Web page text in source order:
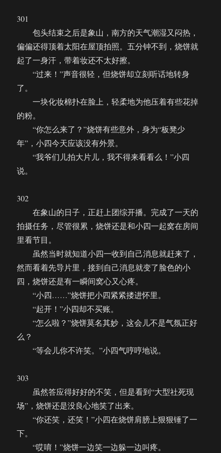
301
包头结束之后是象山，南方的天气潮湿又闷热，
偏偏还得顶着太阳在屋顶拍照。五分钟不到，烧饼就
起了一身汗，带着妆还不太好擦。
“过来！”声音很轻，但烧饼却立刻听话地转身
了。
一块化妆棉扑在脸上，轻柔地为他压着有些花掉
的粉。
“你怎么来了？”烧饼有些意外，身为“板凳少
年”，小四今天应该没有外景。
“我爷们儿拍大片儿，我不得来看看么！”小四
说。
302
在象山的日子，正赶上团综开播。完成了一天的
拍摄任务，尽管很累，烧饼还是和小四一起窝在房间
里看节目。
虽然当时就知道小四一收到自己消息就赶来了，
然而看着先导片里，接到自己消息就变了脸色的小
四，烧饼还是有一瞬间窝心又心疼。
“小四……”烧饼把小四紧紧搂进怀里。
“起开！”小四却不买账。
“怎么啦？”烧饼莫名其妙，这会儿不是气氛正好
么？
“等会儿你不许笑。”小四气哼哼地说。
303
虽然答应得好好的不笑，但是看到“大型社死现
场”，烧饼还是没良心地笑了出来。
“你还笑，还笑！”小四在烧饼肩膀上狠狠锤了一
下。
“哎唷！”烧饼一边笑一边躲一边叫疼。